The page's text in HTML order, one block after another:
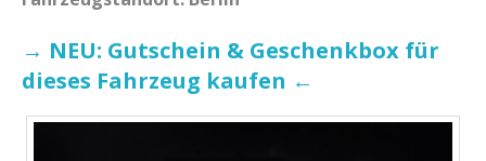
→ NEU: Gutschein & Geschenkbox für
dieses Fahrzeug kaufen ←